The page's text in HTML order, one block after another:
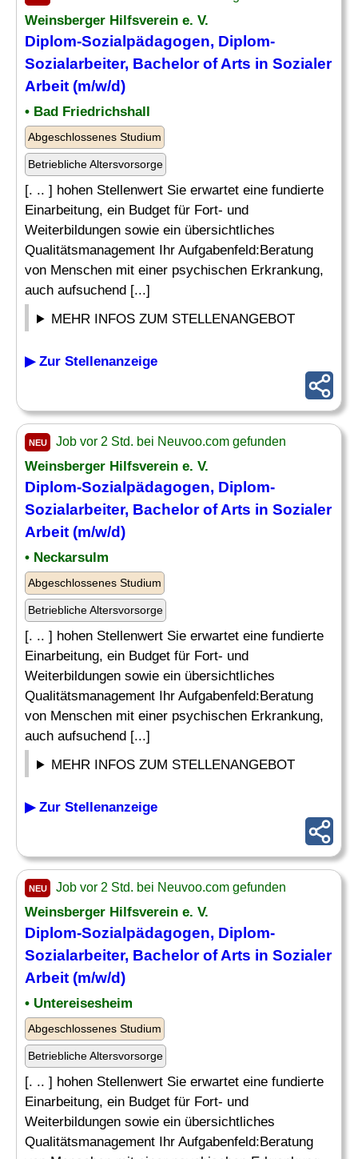
Weinsberger Hilfsverein e. V.
Diplom-Sozialpädagogen, Diplom-
Sozialarbeiter, Bachelor of Arts in Sozialer
Arbeit (m/w/d)
• Bad Friedrichshall
Abgeschlossenes Studium
Betriebliche Altersvorsorge
[. .. ] hohen Stellenwert Sie erwartet eine fundierte
Einarbeitung, ein Budget für Fort- und
Weiterbildungen sowie ein übersichtliches
Qualitätsmanagement Ihr Aufgabenfeld:Beratung
von Menschen mit einer psychischen Erkrankung,
auch aufsuchend [...]
MEHR INFOS ZUM STELLENANGEBOT
▶ Zur Stellenanzeige
NEU Job vor 2 Std. bei Neuvoo.com gefunden
Weinsberger Hilfsverein e. V.
Diplom-Sozialpädagogen, Diplom-
Sozialarbeiter, Bachelor of Arts in Sozialer
Arbeit (m/w/d)
• Neckarsulm
Abgeschlossenes Studium
Betriebliche Altersvorsorge
[. .. ] hohen Stellenwert Sie erwartet eine fundierte
Einarbeitung, ein Budget für Fort- und
Weiterbildungen sowie ein übersichtliches
Qualitätsmanagement Ihr Aufgabenfeld:Beratung
von Menschen mit einer psychischen Erkrankung,
auch aufsuchend [...]
MEHR INFOS ZUM STELLENANGEBOT
▶ Zur Stellenanzeige
NEU Job vor 2 Std. bei Neuvoo.com gefunden
Weinsberger Hilfsverein e. V.
Diplom-Sozialpädagogen, Diplom-
Sozialarbeiter, Bachelor of Arts in Sozialer
Arbeit (m/w/d)
• Untereisesheim
Abgeschlossenes Studium
Betriebliche Altersvorsorge
[. .. ] hohen Stellenwert Sie erwartet eine fundierte
Einarbeitung, ein Budget für Fort- und
Weiterbildungen sowie ein übersichtliches
Qualitätsmanagement Ihr Aufgabenfeld:Beratung